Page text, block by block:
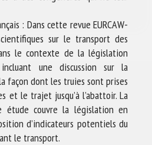
: Dans cette revue EURCAW-
sur le transport des
le contexte de la législation
une discussion sur la
façon dont les truies sont prises
et le trajet jusqu’à l’abattoir. La
couvre la législation en
d’indicateurs potentiels du
le transport.